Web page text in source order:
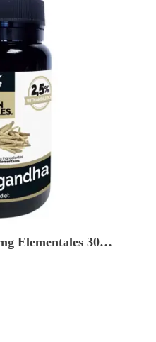
Elementales 30